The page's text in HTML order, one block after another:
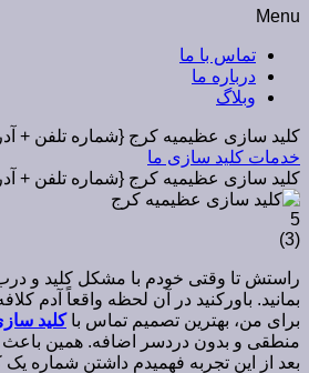
Menu
تماس با ما
درباره ما
وبلاگ
کلید سازی عظیمیه کرج {شماره تلفن +
خدمات کلید سازی ما
کلید سازی عظیمیه کرج {شماره تلفن +
5
(
3
)
راستش تا وقتی خودم با مشکل کلید و
بمانید. باورکنید در آن لحظه واقعاً
برای من، بهترین تصمیم تماس با کلید
منطقی و بدون دردسر اضافه. همین
بعد از این تجربه فهمیدم داشتن شماره